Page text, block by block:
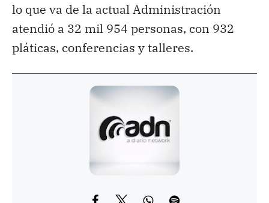
lo que va de la actual Administración
atendió a 32 mil 954 personas, con 932
pláticas, conferencias y talleres.